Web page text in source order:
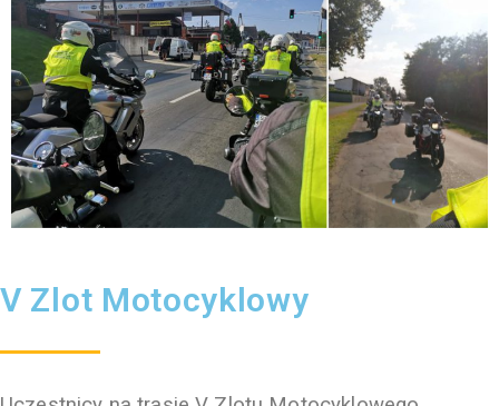
V Zlot Motocyklowy